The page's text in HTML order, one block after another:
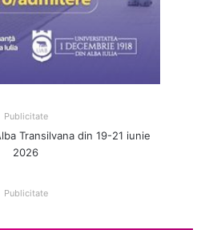
Publicitate
Publicitate